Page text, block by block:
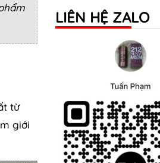
từ
giới
LIÊN HỆ ZALO